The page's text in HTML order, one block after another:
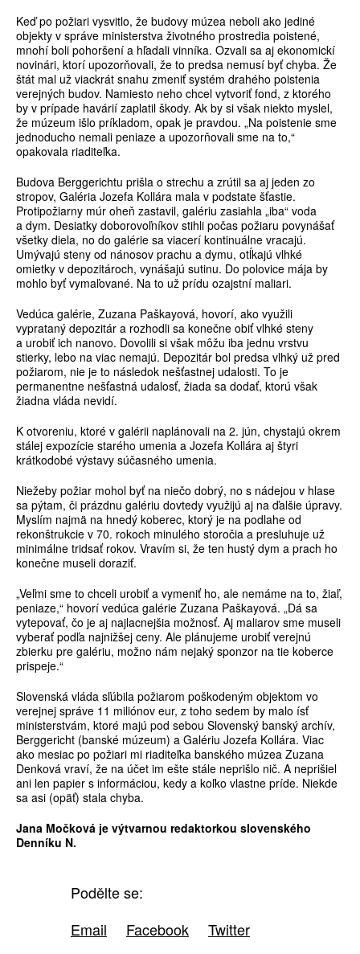
Keď po požiari vysvitlo, že budovy múzea neboli ako jediné
objekty v správe ministerstva životného prostredia poistené,
mnohí boli pohoršení a hľadali vinníka. Ozvali sa aj ekonomickí
novinári, ktorí upozorňovali, že to predsa nemusí byť chyba. Že
štát mal už viackrát snahu zmeniť systém drahého poistenia
verejných budov. Namiesto neho chcel vytvoriť fond, z ktorého
by v prípade havárií zaplatil škody. Ak by si však niekto myslel,
že múzeum išlo príkladom, opak je pravdou. „Na poistenie sme
jednoducho nemali peniaze a upozorňovali sme na to,“
opakovala riaditeľka.
Budova Berggerichtu prišla o strechu a zrútil sa aj jeden zo
stropov, Galéria Jozefa Kollára mala v podstate šťastie.
Protipožiarny múr oheň zastavil, galériu zasiahla „iba“ voda
a dym. Desiatky doborovoľníkov stihli počas požiaru povynášať
všetky diela, no do galérie sa viacerí kontinuálne vracajú.
Umývajú steny od nánosov prachu a dymu, otĺkajú vlhké
omietky v depozitároch, vynášajú sutinu. Do polovice mája by
mohlo byť vymaľované. Na to už prídu ozajstní maliari.
Vedúca galérie, Zuzana Paškayová, hovorí, ako využili
vyprataný depozitár a rozhodli sa konečne obiť vlhké steny
a urobiť ich nanovo. Dovolili si však môžu iba jednu vrstvu
stierky, lebo na viac nemajú. Depozitár bol predsa vlhký už pred
požiarom, nie je to následok nešťastnej udalosti. To je
permanentne nešťastná udalosť, žiada sa dodať, ktorú však
žiadna vláda nevidí.
K otvoreniu, ktoré v galérii naplánovali na 2. jún, chystajú okrem
stálej expozície starého umenia a Jozefa Kollára aj štyri
krátkodobé výstavy súčasného umenia.
Niežeby požiar mohol byť na niečo dobrý, no s nádejou v hlase
sa pýtam, či prázdnu galériu dovtedy využijú aj na ďalšie úpravy.
Myslím najmä na hnedý koberec, ktorý je na podlahe od
rekonštrukcie v 70. rokoch minulého storočia a presluhuje už
minimálne tridsať rokov. Vravím si, že ten hustý dym a prach ho
konečne museli doraziť.
„Veľmi sme to chceli urobiť a vymeniť ho, ale nemáme na to, žiaľ,
peniaze,“ hovorí vedúca galérie Zuzana Paškayová. „Dá sa
vytepovať, čo je aj najlacnejšia možnosť. Aj maliarov sme museli
vyberať podľa najnižšej ceny. Ale plánujeme urobiť verejnú
zbierku pre galériu, možno nám nejaký sponzor na tie koberce
prispeje.“
Slovenská vláda sľúbila požiarom poškodeným objektom vo
verejnej správe 11 miliónov eur, z toho sedem by malo ísť
ministerstvám, ktoré majú pod sebou Slovenský banský archív,
Berggericht (banské múzeum) a Galériu Jozefa Kollára. Viac
ako mesiac po požiari mi riaditeľka banského múzea Zuzana
Denková vraví, že na účet im ešte stále neprišlo nič. A neprišiel
ani len papier s informáciou, kedy a koľko vlastne príde. Niekde
sa asi (opäť) stala chyba.
Jana Močková je výtvarnou redaktorkou ­slovenského
Denníku N.
Podělte se:
Email
Facebook Twitter